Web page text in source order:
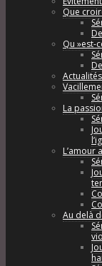
Que
Qu »est-
La
L’amour
Au delà